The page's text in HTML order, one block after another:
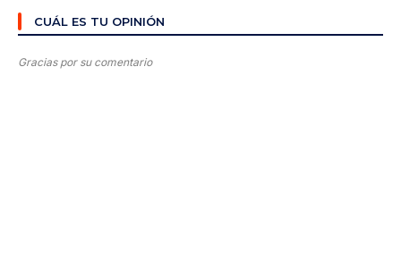
CUÁL ES TU OPINIÓN
Gracias por su comentario